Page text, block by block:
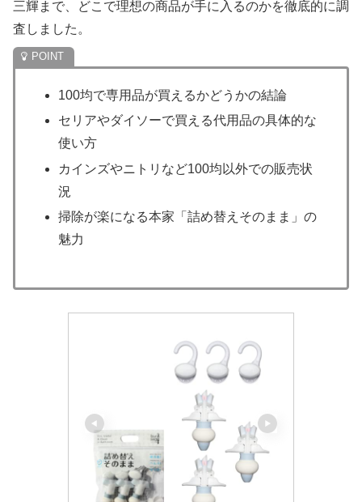
三輝まで、どこで理想の商品が手に入るのかを徹底的に調
査しました。
100均で専用品が買えるかどうかの結論
セリアやダイソーで買える代用品の具体的な
使い方
カインズやニトリなど100均以外での販売状
況
掃除が楽になる本家「詰め替えそのまま」の
魅力